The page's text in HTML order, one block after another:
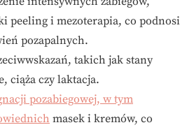
peeling i mezoterapia, co podnosi
pozapalnych.
takich jak stany
ciąża czy laktacja.
pozabiegowej, w tym
masek i kremów, co